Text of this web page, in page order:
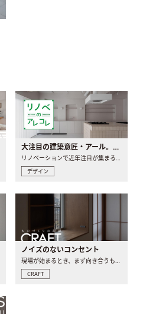
大注目の建築意匠・アール。人気の理由と空間に取り入れるポイント
リノベーションで近年注目が集まる建築意匠の一つであるアール..
デザイン
ノイズのないコンセント
現場が始まるとき、まず向き合うものの一つがコンセントです..
CRAFT